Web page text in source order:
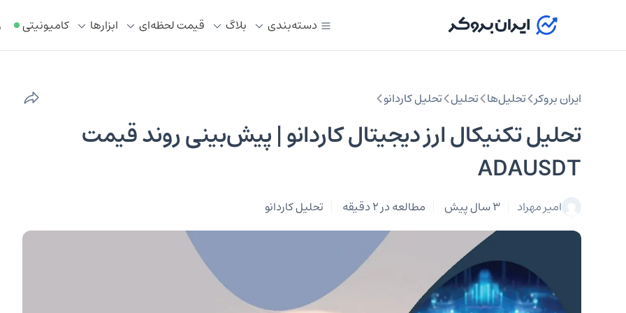
دسته‌بندی بلاگ قیمت لحظه‌ای ابزار‌ها کامیونیتی
ایران بروکر تحلیل‌ها تحلیل‌ تحلیل کاردانو
تحلیل تکنیکال ارز دیجیتال کاردانو | پیش‌بینی روند قیمت
ADAUSDT
امیر مهراد 3 سال پیش مطالعه در 2 دقیقه تحلیل کاردانو